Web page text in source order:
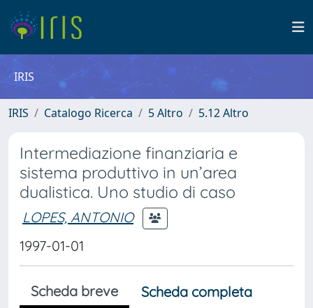
IRIS
IRIS Catalogo Ricerca 5 Altro 5.12 Altro
Intermediazione finanziaria e
sistema produttivo in un’area
dualistica. Uno studio di caso
LOPES, ANTONIO
1997-01-01
Scheda breve
Scheda completa